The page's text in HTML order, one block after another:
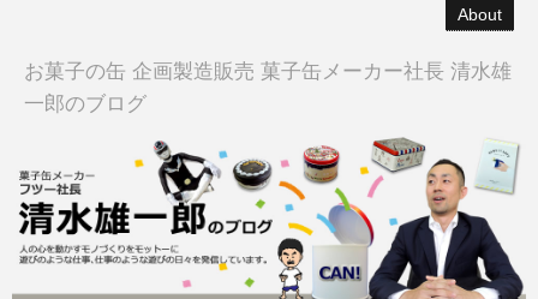
About
お菓子の缶 企画製造販売 菓子缶メーカー社長 清水雄
一郎のブログ